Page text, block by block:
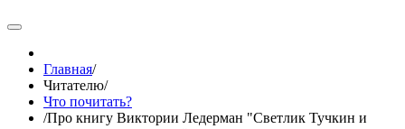
Главная/
Читателю/
Что почитать?
/Про книгу Виктории Ледерман "Светлик Тучкин и